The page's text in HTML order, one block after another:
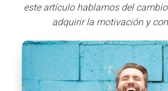
este artículo hablamos del
adquirir la motivación y